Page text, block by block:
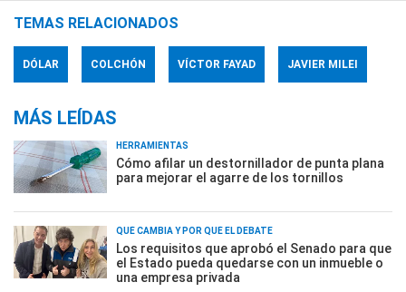
TEMAS RELACIONADOS
DÓLAR COLCHÓN VÍCTOR FAYAD JAVIER MILEI
MÁS LEÍDAS
HERRAMIENTAS
Cómo afilar un destornillador de punta plana
para mejorar el agarre de los tornillos
QUÉ CAMBIA Y POR QUÉ EL DEBATE
Los requisitos que aprobó el Senado para que
el Estado pueda quedarse con un inmueble o
una empresa privada